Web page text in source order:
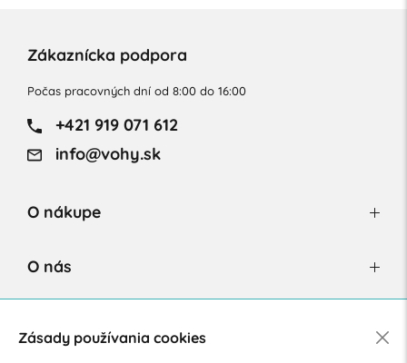
Zákaznícka podpora
Počas pracovných dní od 8:00 do 16:00
+421 919 071 612
info@vohy.sk
O nákupe
O nás
Zásady používania cookies